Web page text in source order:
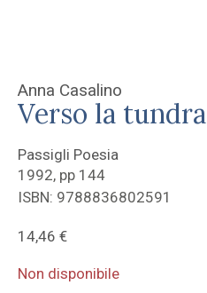
Anna Casalino
Verso la tundra
Passigli Poesia
1992, pp 144
ISBN: 9788836802591
14,46 €
Non disponibile